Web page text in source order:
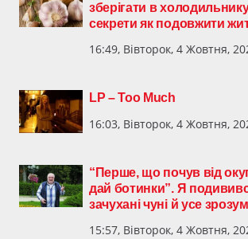
зберігати в
секрети як подовжити
16:49, Вівторок, 4 Жовтня,
LP – Too Much
16:03, Вівторок, 4 Жовтня,
“Перше, що почув від
дай ботинки”. Я
зачухані чуні й усе
15:57, Вівторок, 4 Жовтня,